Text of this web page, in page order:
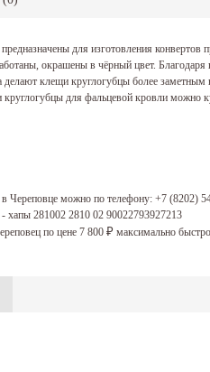
для изготовления конвертов
окрашены в чёрный цвет. Благодаря
клещи круглогубцы более заметным
для фальцевой кровли можно
Череповце можно по телефону: +7 (8202)
хапы 281002 2810 02 90022793927213
по цене 7 800 ₽ максимально быстро.